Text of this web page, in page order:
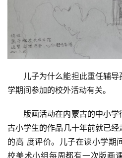
儿子为什么能担此重任辅
学期间参加的校外活动有关。
版画活动在内蒙古的中小
古小学生的作品几十年前就已
的高 度评价。儿子在读小学期
校美术小组每周都有一次版画